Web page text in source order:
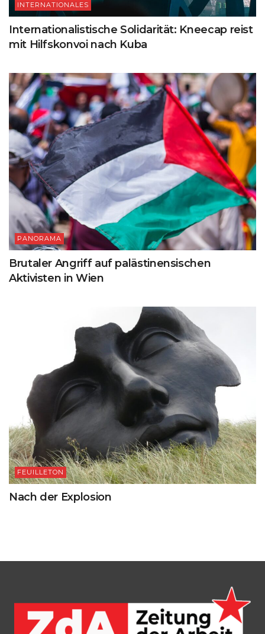
INTERNATIONALES
Internationalistische Solidarität: Kneecap reist
mit Hilfskonvoi nach Kuba
PANORAMA
Brutaler Angriff auf palästinensischen
Aktivisten in Wien
FEUILLETON
Nach der Explosion